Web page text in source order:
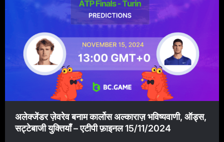
अलेक्जेंडर ज़ेवरेव बनाम कार्लोस अल्काराज़ भविष्यवाणी, ऑड्स,
सट्टेबाजी युक्तियाँ – एटीपी फ़ाइनल 15/11/2024